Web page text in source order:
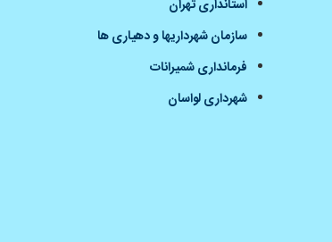
استانداری تهران
سازمان شهرداریها و دهیاری ها
فرمانداری شمیرانات
شهرداری لواسان